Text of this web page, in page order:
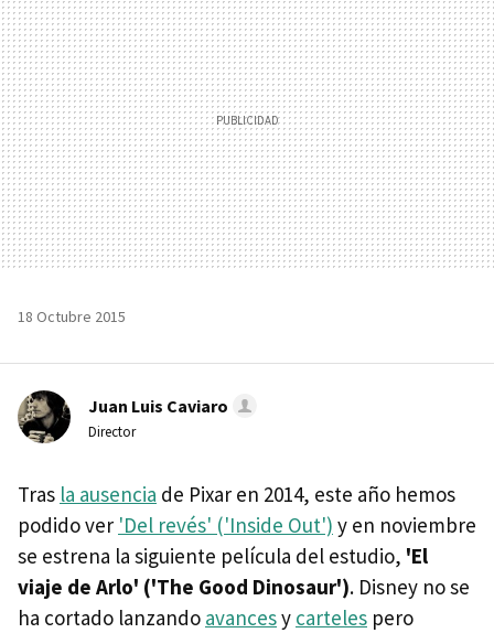
18 Octubre 2015
Juan Luis Caviaro
Director
Tras la ausencia de Pixar en 2014, este año hemos
podido ver 'Del revés' ('Inside Out') y en noviembre
se estrena la siguiente película del estudio, 'El
viaje de Arlo' ('The Good Dinosaur'). Disney no se
ha cortado lanzando avancesy carteles pero